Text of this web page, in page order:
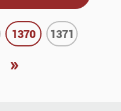
1370 1371
»